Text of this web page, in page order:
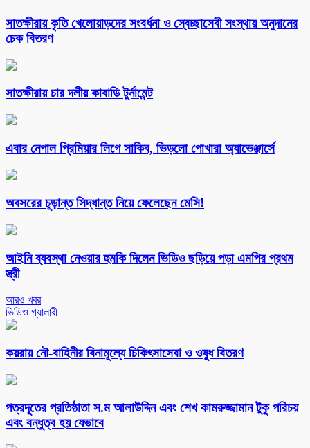
সাতক্ষীরায় কৃতি খেলোয়াড়দের সংবর্ধনা ও স্বেচ্ছাসেবী সংস্থায় অনুদানের
চেক বিতরণ
সাতক্ষীরায় চার দলীয় কাবাডি টুর্নামেন্ট
এবার নেপাল প্রিমিয়ার লিগে সাকিব, ভিড়লো পোখারা অ্যাভেঞ্জার্সে
অবসরের চূড়ান্ত সিদ্ধান্ত নিয়ে ফেলেছেন মেসি!
আইনি ব্যবস্থা নেওয়ার হুমকি দিলেন ভিডিও ছড়িয়ে পড়া এমপির প্রথম
স্ত্রী
আরও খবর
ভিডিও গ্যালারী
কয়রায় নৌ-বাহিনীর বিনামূল্যে চিকিৎসাসেবা ও ওষুধ বিতরণ
পত্রদূতের প্রতিষ্ঠাতা স.ম আলাউদ্দিন এবং শেখ কামরুজ্জামান টুকু পরিচয়
এবং বন্ধুত্ব হয় যেভাবে